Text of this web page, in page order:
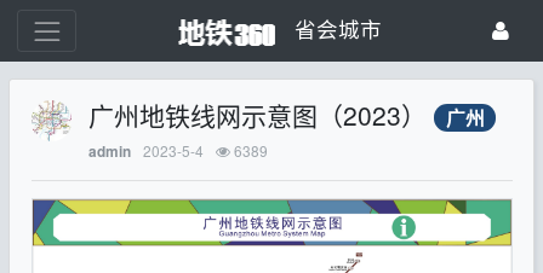
省会城市
广州地铁线网示意图（2023） 广州
admin 2023-5-4 6389